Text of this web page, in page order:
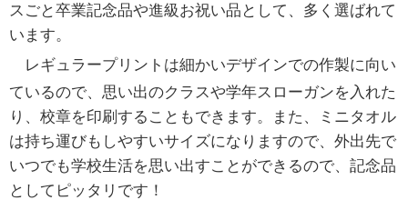
スごと卒業記念品や進級お祝い品として、多く選ばれて
います。
レギュラープリントは細かいデザインでの作製に向い
ているので、思い出のクラスや学年スローガンを入れた
り、校章を印刷することもできます。また、ミニタオル
は持ち運びもしやすいサイズになりますので、外出先で
いつでも学校生活を思い出すことができるので、記念品
としてピッタリです！